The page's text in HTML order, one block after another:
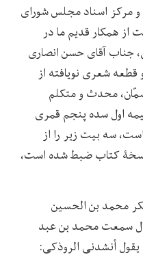
و مرکز اسناد مجلس شورای
از همکار قدیم ما در
جناب آقای حسن انصاری
قطعه شعری نویافته از
محدث و متکلم
اول سده پنجم قمری
سه بیت زیر را از
نسخۀ کتاب ضبط شده است،
بکر محمد بن الحسین
سمعت محمد بن عبد
یقول أنشدنی الروذکی: